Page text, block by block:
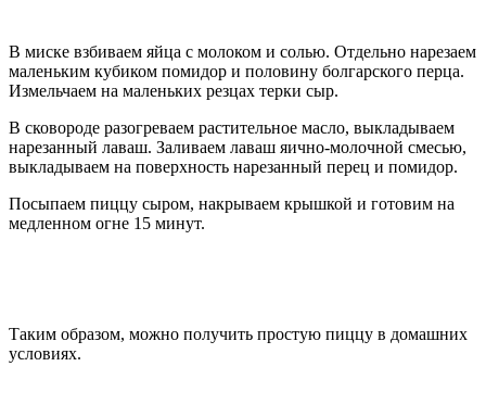
В миске взбиваем яйца с молоком и солью. Отдельно нарезаем
маленьким кубиком помидор и половину болгарского перца.
Измельчаем на маленьких резцах терки сыр.
В сковороде разогреваем растительное масло, выкладываем
нарезанный лаваш. Заливаем лаваш яично-молочной смесью,
выкладываем на поверхность нарезанный перец и помидор.
Посыпаем пиццу сыром, накрываем крышкой и готовим на
медленном огне 15 минут.
Таким образом, можно получить простую пиццу в домашних
условиях.